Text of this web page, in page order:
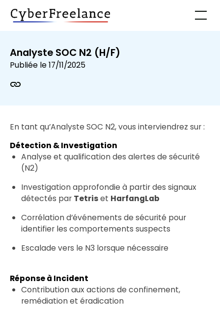
Analyste SOC N2 (H/F)
Publiée le17/11/2025
En tant qu’Analyste SOC N2, vous interviendrez sur :
Détection & Investigation
Analyse et qualification des alertes de sécurité
(N2)
Investigation approfondie à partir des signaux
détectés par Tetriset HarfangLab
Corrélation d’événements de sécurité pour
identifier les comportements suspects
Escalade vers le N3 lorsque nécessaire
Réponse à Incident
Contribution aux actions de confinement,
remédiation et éradication